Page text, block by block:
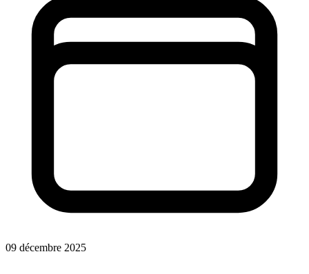
09 décembre 2025